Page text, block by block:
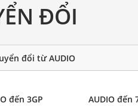
ĐỔI
đổi từ AUDIO
đến 3GP AUDIO đến